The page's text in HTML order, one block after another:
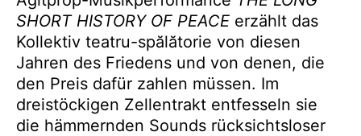
SHORT HISTORY OF PEACE erzählt das
Kollektiv teatru-spălătorie von diesen
Jahren des Friedens und von denen, die
den Preis dafür zahlen müssen. Im
dreistöckigen Zellentrakt entfesseln sie
die hämmernden Sounds rücksichtsloser